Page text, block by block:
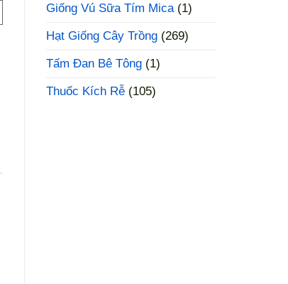
Giống Vú Sữa Tím Mica (1)
Hạt Giống Cây Trồng (269)
Tấm Đan Bê Tông (1)
Thuốc Kích Rễ (105)